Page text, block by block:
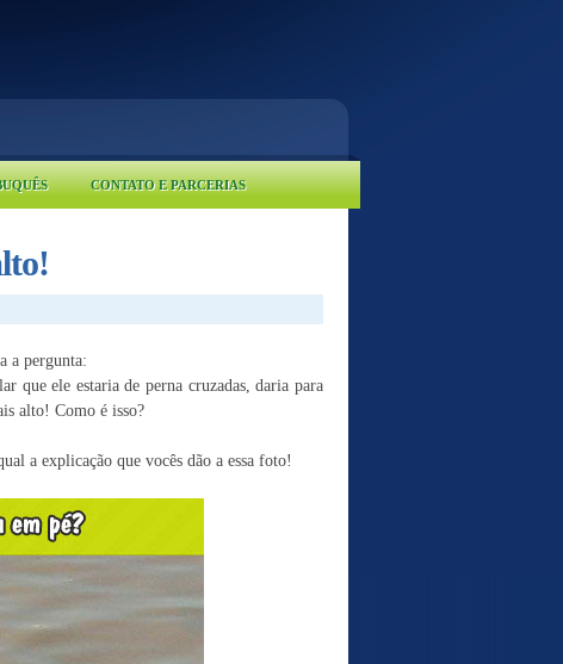
CONTATO E PARCERIAS
a pergunta:
que ele estaria de perna cruzadas, daria para
alto! Como é isso?
a explicação que vocês dão a essa foto!